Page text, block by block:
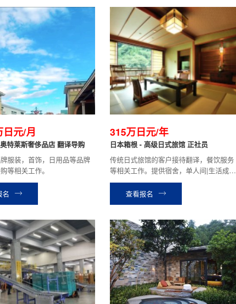
元/月
特莱斯奢侈品店 翻译导购
服装，首饰，日用品等品牌
等相关工作。
名
315万日元/年
日本箱根 - 高级日式旅馆 正社员
传统日式旅馆的客户接待翻译，餐饮服务
等相关工作。提供宿舍，单人间|生活成本
低，0压力！正社员，績工作有保障|有带
薪体假，员工旅行，福利拉满！
查看报名